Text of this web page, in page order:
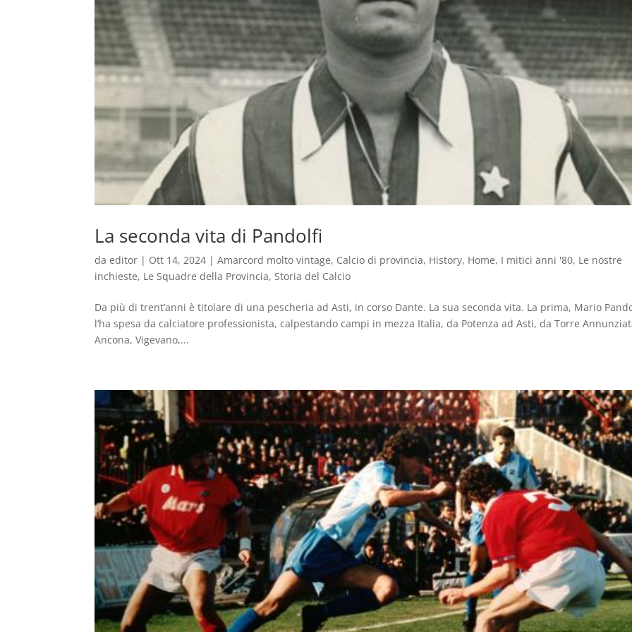
La seconda vita di Pandolfi
daeditor | Ott 14, 2024 |Amarcord molto vintage, Calcio di provincia, History, Home, I mitici anni '80, Le nostre
inchieste, Le Squadre della Provincia,Storia del Calcio
Da più di trent’anni è titolare di una pescheria ad Asti, in corso Dante. La sua seconda vita. La prima, Mario
l’ha spesa da calciatore professionista, calpestando campi in mezza Italia, da Potenza ad Asti, da Torre
Ancona, Vigevano,...